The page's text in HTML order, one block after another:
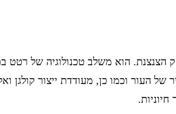
הצנצנת. הוא משלב טכנולוגיה של
העור וכמו כן, מעודדת ייצור קולגן